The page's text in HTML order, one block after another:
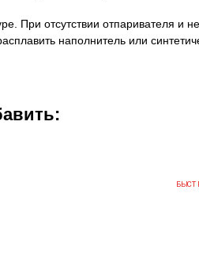
При отсутствии отпаривателя и
наполнитель или